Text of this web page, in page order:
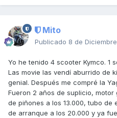
Mito
Publicado 8 de
Yo he tenido 4 scooter Kymco. 1
Las movie las vendí aburrido de
genial. Después me compré la
Fueron 2 años de suplicio, motor
de piñones a los 13.000, tubo de
de arranque a los 20.000 y ya